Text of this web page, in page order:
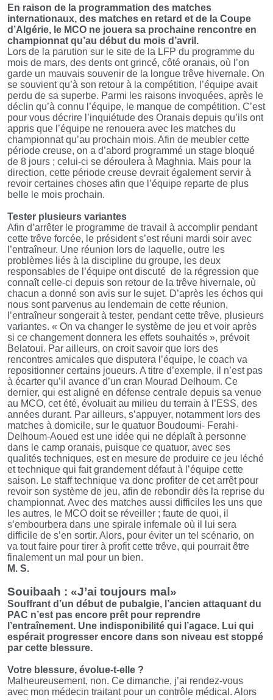
En raison de la programmation des matches
internationaux, des matches en retard et de la Coupe
d’Algérie, le MCO ne jouera sa prochaine rencontre en
championnat qu’au début du mois d’avril.
Lors de la parution sur le site de la LFP du programme du
mois de mars, des dents ont grincé, côté oranais, où l’on
garde un mauvais souvenir de la longue trêve hivernale. On
se souvient qu’à son retour à la compétition, l’équipe avait
perdu de sa superbe. Parmi les raisons invoquées, après le
déclin qu’à connu l’équipe, le manque de compétition. C’est
pour vous décrire l’inquiétude des Oranais depuis qu’ils ont
appris que l’équipe ne renouera avec les matches du
championnat qu’au prochain mois. Afin de meubler cette
période creuse, on a d’abord programmé un stage bloqué
de 8 jours ; celui-ci se déroulera à Maghnia. Mais pour la
direction, cette période creuse devrait également servir à
revoir certaines choses afin que l’équipe reparte de plus
belle le mois prochain.
Tester plusieurs variantes
Afin d’arrêter le programme de travail à accomplir pendant
cette trêve forcée, le président s’est réuni mardi soir avec
l’entraîneur. Une réunion lors de laquelle, outre les
problèmes liés à la discipline du groupe, les deux
responsables de l’équipe ont discuté de la régression que
connaît celle-ci depuis son retour de la trêve hivernale, où
chacun a donné son avis sur le sujet. D’après les échos qui
nous sont parvenus au lendemain de cette réunion,
l’entraîneur songerait à tester, pendant cette trêve, plusieurs
variantes. « On va changer le système de jeu et voir après
si ce changement donnera les effets souhaités », prévoit
Belatoui. Par ailleurs, on croit savoir que lors des
rencontres amicales que disputera l’équipe, le coach va
repositionner certains joueurs. A titre d’exemple, il n’est pas
à écarter qu’il avance d’un cran Mourad Delhoum. Ce
dernier, qui est aligné en défense centrale depuis sa venue
au MCO, cet été, évoluait au milieu du terrain à l’ESS, des
années durant. Par ailleurs, s’appuyer, notamment lors des
matches à domicile, sur le quatuor Boudoumi- Ferahi-
Delhoum-Aoued est une idée qui ne déplaît à personne
dans le camp oranais, puisque ce quatuor, avec ses
qualités techniques, est en mesure de produire ce jeu léché
et technique qui fait grandement défaut à l’équipe cette
saison. Le staff technique va donc profiter de cet arrêt pour
revoir son système de jeu, afin de rebondir dès la reprise du
championnat. Avec des matches aussi difficiles les uns que
les autres, le MCO doit se réveiller ; faute de quoi, il
s’embourbera dans une spirale infernale où il lui sera
difficile de s’en sortir. Alors, pour éviter un tel scénario, on
va tout faire pour tirer à profit cette trêve, qui pourrait être
finalement un mal pour un bien.
M. S.
Souibaah : «J’ai toujours mal»
Souffrant d’un début de pubalgie, l’ancien attaquant du
PAC n’est pas encore prêt pour reprendre
l’entraînement. Une indisponibilité qui l’agace. Lui qui
espérait progresser encore dans son niveau est stoppé
par cette blessure.
Votre blessure, évolue-t-elle ?
Malheureusement, non. Ce dimanche, j’ai rendez-vous
avec mon médecin traitant pour un contrôle médical. Alors